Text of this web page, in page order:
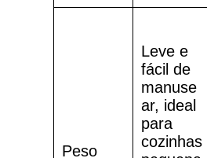
Peso
Leve e
fácil de
manuse
ar, ideal
para
cozinhas